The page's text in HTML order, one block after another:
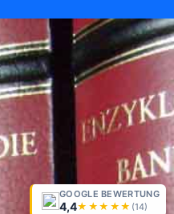
GOOGLE BEWERTUNG
4,4★★★★★ (14)